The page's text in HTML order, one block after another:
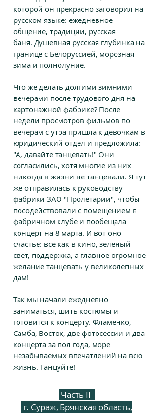
которой он прекрасно заговорил на
русском языке: ежедневное
общение, традиции, русская
баня. Душевная русская глубинка на
границе с Белоруссией, морозная
зима и полнолуние.
Что же делать долгими зимними
вечерами после трудового дня на
картонажной фабрике? После
недели просмотров фильмов по
вечерам с утра пришла к девочкам в
юридический отдел и предложила:
"А, давайте танцевать!" Они
согласились, хотя многие из них
никогда в жизни не танцевали. Я тут
же отправилась к руководству
фабрики ЗАО "Пролетарий", чтобы
посодействовали с помещением в
фабричном клубе и пообещала
концерт на 8 марта. И вот оно
счастье: всё как в кино, зелёный
свет, поддержка, а главное огромное
желание танцевать у великолепных
дам!
Так мы начали ежедневно
заниматься, шить костюмы и
готовится к концерту. Фламенко,
Самба, Восток, две фотосессии и два
концерта за пол года, море
незабываемых впечатлений на всю
жизнь. Танцуйте!
Часть II
г. Сураж, Брянская область,